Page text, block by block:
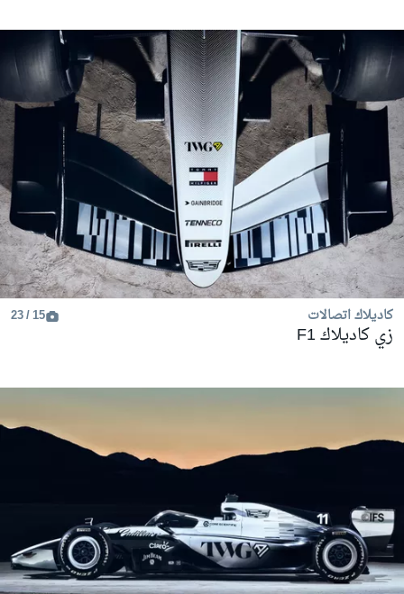
كاديلاك اتصالات 15 / 23
زي كاديلاك F1